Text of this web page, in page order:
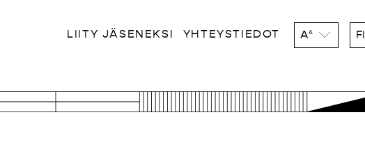
LIITY JÄSENEKSI YHTEYSTIEDOT AA FI